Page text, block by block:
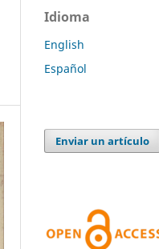
Idioma
English
Español
Enviar un artículo